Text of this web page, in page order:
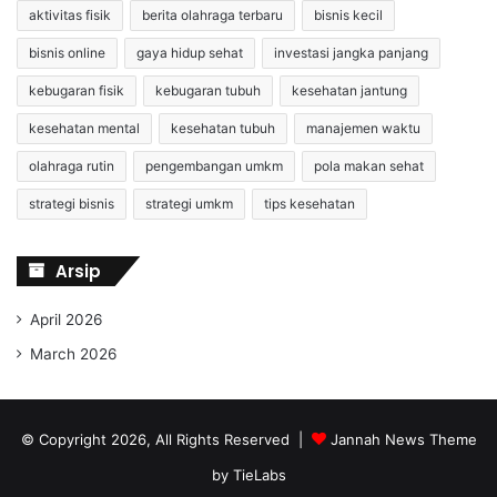
aktivitas fisik berita olahraga terbaru bisnis kecil
bisnis online gaya hidup sehat investasi jangka panjang
kebugaran fisik kebugaran tubuh kesehatan jantung
kesehatan mental kesehatan tubuh manajemen waktu
olahraga rutin pengembangan umkm pola makan sehat
strategi bisnis strategi umkm tips kesehatan
Arsip
April 2026
March 2026
© Copyright 2026, All Rights Reserved |
Jannah News Theme
by TieLabs